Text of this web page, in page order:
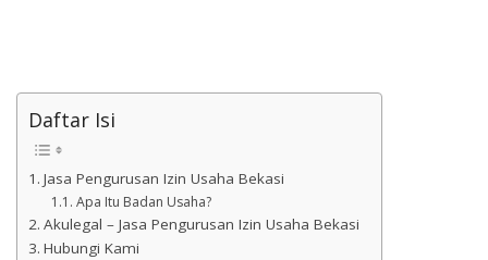
Daftar Isi
Jasa Pengurusan Izin Usaha Bekasi
Apa Itu Badan Usaha?
Akulegal – Jasa Pengurusan Izin Usaha Bekasi
Hubungi Kami